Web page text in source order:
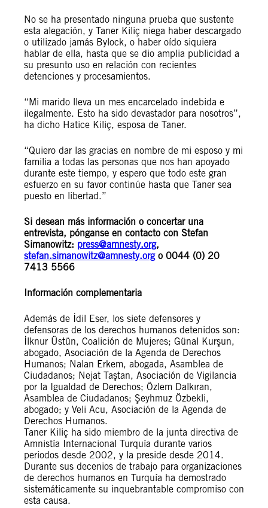
No se ha presentado ninguna prueba que sustente
esta alegación, y Taner Kiliç niega haber descargado
o utilizado jamás Bylock, o haber oído siquiera
hablar de ella, hasta que se dio amplia publicidad a
su presunto uso en relación con recientes
detenciones y procesamientos.
“Mi marido lleva un mes encarcelado indebida e
ilegalmente. Esto ha sido devastador para nosotros”,
ha dicho Hatice Kiliç, esposa de Taner.
“Quiero dar las gracias en nombre de mi esposo y mi
familia a todas las personas que nos han apoyado
durante este tiempo, y espero que todo este gran
esfuerzo en su favor continúe hasta que Taner sea
puesto en libertad.”
Si desean más información o concertar una
entrevista, pónganse en contacto con Stefan
Simanowitz: press@amnesty.org,
stefan.simanowitz@amnesty.orgo 0044 (0) 20
7413 5566
Información complementaria
Además de İdil Eser, los siete defensores y
defensoras de los derechos humanos detenidos son:
İlknur Üstün, Coalición de Mujeres; Günal Kurşun,
abogado, Asociación de la Agenda de Derechos
Humanos; Nalan Erkem, abogada, Asamblea de
Ciudadanos; Nejat Taştan, Asociación de Vigilancia
por la Igualdad de Derechos; Özlem Dalkıran,
Asamblea de Ciudadanos; Şeyhmuz Özbekli,
abogado; y Veli Acu, Asociación de la Agenda de
Derechos Humanos.
Taner Kiliç ha sido miembro de la junta directiva de
Amnistía Internacional Turquía durante varios
periodos desde 2002, y la preside desde 2014.
Durante sus decenios de trabajo para organizaciones
de derechos humanos en Turquía ha demostrado
sistemáticamente su inquebrantable compromiso con
esta causa.